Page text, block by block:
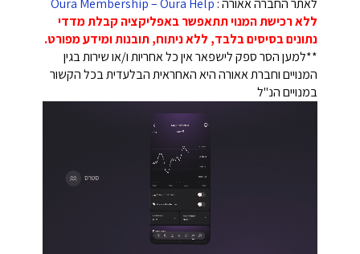
ללא רכישת המנוי תתאפשר באפליקציה קבלת מדדי
נתונים בסיסים בלבד, ללא ניתוח, תובנות ומידע מפורט.
**למען הסר ספק לישפאר אין כל אחריות ו/או שירות בגין
המנויים וחברת אאורה היא האחראית הבלעדית בכל הקשור
במנויים הנ"ל